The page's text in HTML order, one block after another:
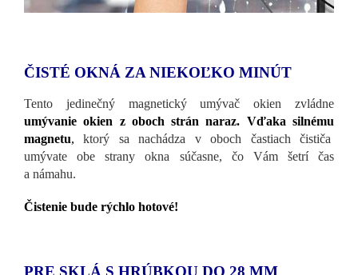
ČISTÉ OKNÁ ZA NIEKOĽKO MINÚT
Tento jedinečný magnetický umývač okien zvládne
umývanie okien z oboch strán naraz. Vďaka silnému
magnetu, ktorý sa nachádza v oboch častiach čističa
umývate obe strany okna súčasne, čo Vám šetrí čas
a námahu.
Čistenie bude rýchlo hotové!
PRE SKLÁ S HRÚBKOU DO 28 MM